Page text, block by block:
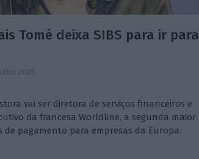
Tomé deixa SIBS para ir para
2025
vai ser diretora de serviços financeiros e
da francesa Worldline, a segunda maior
de pagamento para empresas da Europa.